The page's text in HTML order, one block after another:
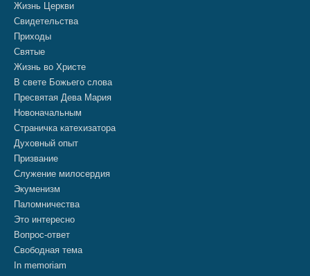
Жизнь Церкви
Свидетельства
Приходы
Святые
Жизнь во Христе
В свете Божьего слова
Пресвятая Дева Мария
Новоначальным
Страничка катехизатора
Духовный опыт
Призвание
Служение милосердия
Экуменизм
Паломничества
Это интересно
Вопрос-ответ
Свободная тема
In memoriam